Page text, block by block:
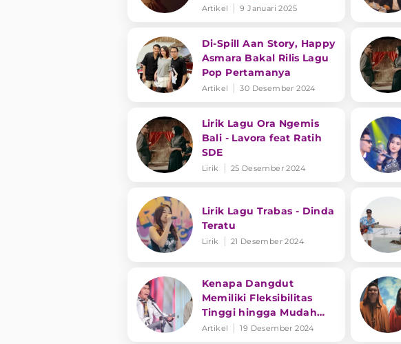
Dikenal Sebagai Cita
Artikel 9 Januari 2025
Di-Spill Aan Story, Happy
Asmara Bakal Rilis Lagu
Pop Pertamanya
Artikel 30 Desember 2024
Lirik Lagu Ora Ngemis
Bali - Lavora feat Ratih
SDE
Lirik 25 Desember 2024
Lirik Lagu Trabas - Dinda
Teratu
Lirik 21 Desember 2024
Kenapa Dangdut
Memiliki Fleksibilitas
Tinggi hingga Mudah
Berbaur Dengan Genre
Artikel 19 Desember 2024